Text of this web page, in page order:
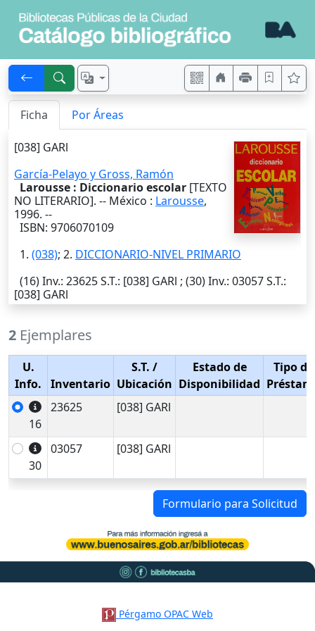
Ficha Por Áreas
[038] GARl
García-Pelayo y Gross, Ramón
Larousse : Diccionario escolar [TEXTO
NO LITERARIO]. -- México : Larousse,
1996. --
ISBN: 9706070109
1. (038); 2. DICCIONARIO-NIVEL PRIMARIO
(16)Inv.: 23625S.T.: [038] GARl ; (30)Inv.: 03057S.T.:
[038] GARl
2 Ejemplares
U.
Info.
Inventario
S.T. /
Ubicación
Estado de
Disponibilidad
Tipo de
16
23625 [038] GARl
30
03057 [038] GARl
Formulario para Solicitud
Pérgamo OPAC Web